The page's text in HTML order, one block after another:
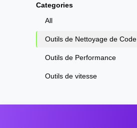
Categories
All
Outils de Nettoyage de Code
Outils de Performance
Outils de vitesse